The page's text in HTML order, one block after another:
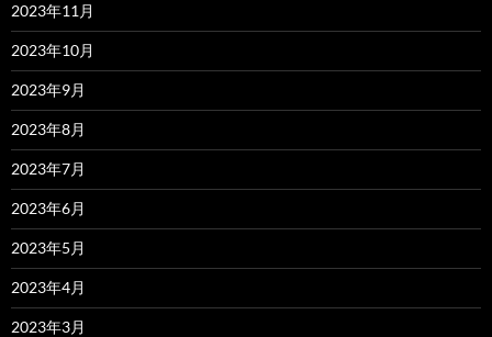
2023年11月
2023年10月
2023年9月
2023年8月
2023年7月
2023年6月
2023年5月
2023年4月
2023年3月